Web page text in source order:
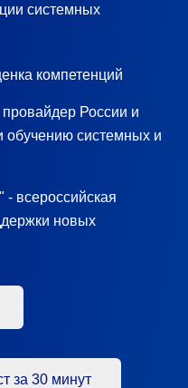
системных
компетенций
России и
обучению системных и
всероссийская
новых
за 30 минут